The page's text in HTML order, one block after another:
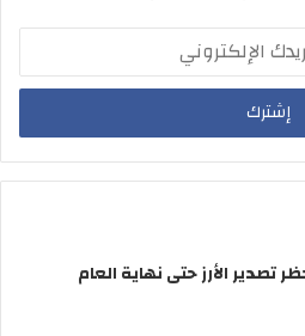
تصدير الأرز حتى نهاية العام